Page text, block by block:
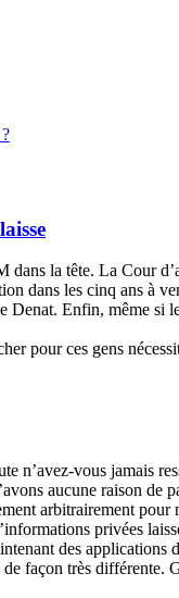
la tête. La Cour
dans les cinq ans à
Denat. Enfin, même si
pour ces gens
n’avez-vous jamais
aucune raison de
arbitrairement
privées
des
façon très